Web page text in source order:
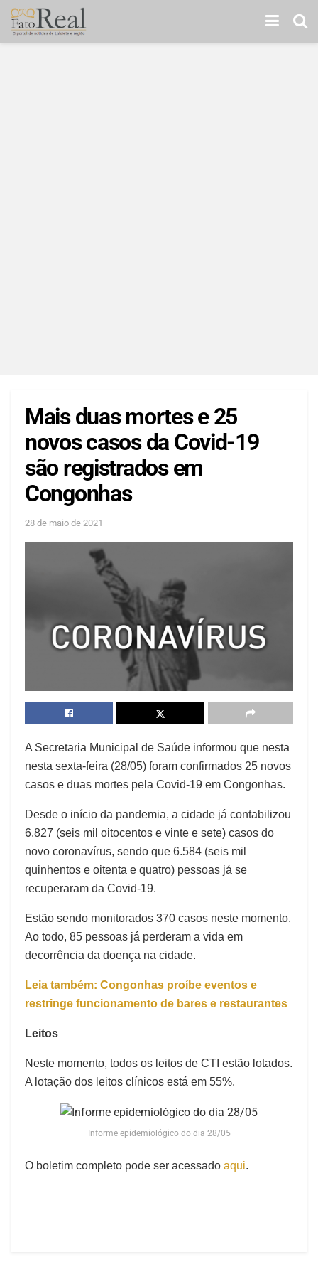
Mais duas mortes e 25
novos casos da Covid-19
são registrados em
Congonhas
28 de maio de 2021
A Secretaria Municipal de Saúde informou que nesta
nesta sexta-feira (28/05) foram confirmados 25 novos
casos e duas mortes pela Covid-19 em Congonhas.
Desde o início da pandemia, a cidade já contabilizou
6.827 (seis mil oitocentos e vinte e sete) casos do
novo coronavírus, sendo que 6.584 (seis mil
quinhentos e oitenta e quatro) pessoas já se
recuperaram da Covid-19.
Estão sendo monitorados 370 casos neste momento.
Ao todo, 85 pessoas já perderam a vida em
decorrência da doença na cidade.
Leia também: Congonhas proíbe eventos e
restringe funcionamento de bares e restaurantes
Leitos
Neste momento, todos os leitos de CTI estão lotados.
A lotação dos leitos clínicos está em 55%.
Informe epidemiológico do dia 28/05
O boletim completo pode ser acessado aqui.